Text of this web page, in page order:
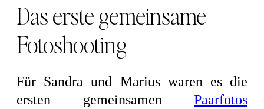
Das erste gemeinsame
Fotoshooting
Für Sandra und Marius waren es die
ersten gemeinsamen Paarfotos